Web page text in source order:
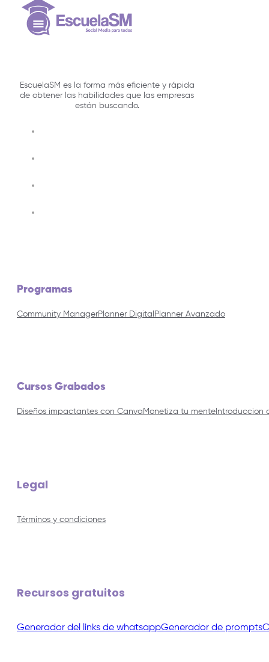
EscuelaSM es la forma más eficiente y rápida
de obtener las habilidades que las empresas
están buscando.
Programas
Community ManagerPlanner Digital Planner Avanzado
Cursos Grabados
Diseños impactantes con Canva Monetiza tu mente Introduccion
Legal
Términos y condiciones
Recursos gratuitos
Generador del links de whatsappGenerador de prompts